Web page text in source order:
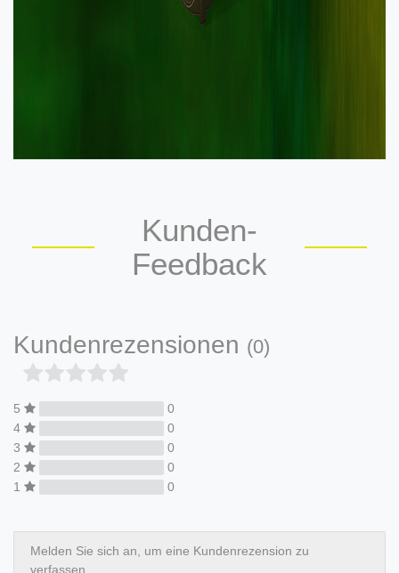
Kunden-
Feedback
Kundenrezensionen (0)
5
0
4
0
3
0
2
0
1
0
Melden Sie sich an, um eine Kundenrezension zu
verfassen.